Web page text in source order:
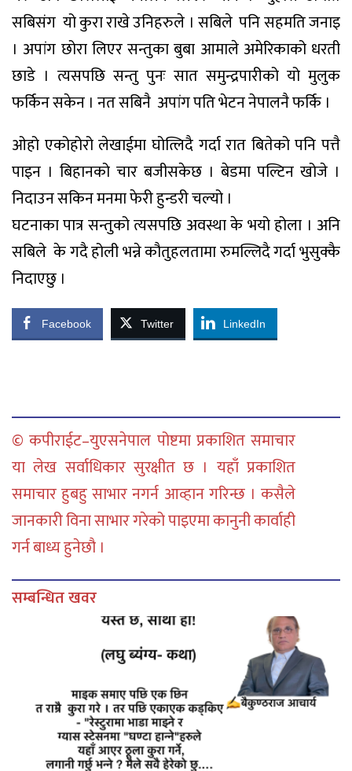
सबिसंग यो कुरा राखे उनिहरुले । सबिले पनि सहमति जनाइ
। अपांग छोरा लिएर सन्तुका बुबा आमाले अमेरिकाको धरती
छाडे । त्यसपछि सन्तु पुनः सात समुन्द्रपारीको यो मुलुक
फर्किन सकेन । नत सबिनै अपांग पति भेटन नेपालनै फर्कि ।
ओहो एकोहोरो लेखाईमा घोत्लिदै गर्दा रात बितेको पनि पत्तै
पाइन । बिहानको चार बजीसकेछ । बेडमा पल्टिन खोजे ।
निदाउन सकिन मनमा फेरी हुन्डरी चल्यो ।
घटनाका पात्र सन्तुको त्यसपछि अवस्था के भयो होला । अनि
सबिले के गदै होली भन्ने कौतुहलतामा रुमल्लिदै गर्दा भुसुक्कै
निदाएछु ।
Facebook Twitter LinkedIn
© कपीराईट–युएसनेपाल पोष्टमा प्रकाशित समाचार
या लेख सर्वाधिकार सुरक्षीत छ । यहाँ प्रकाशित
समाचार हुबहु साभार नगर्न आव्हान गरिन्छ । कसैले
जानकारी विना साभार गरेको पाइएमा कानुनी कार्वाही
गर्न बाध्य हुनेछौ ।
सम्बन्धित खवर